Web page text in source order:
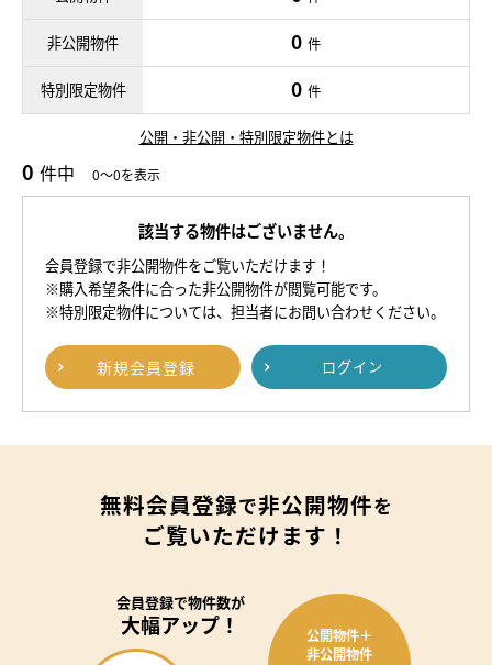
非公開物件 0 件
特別限定物件 0 件
公開・非公開・特別限定物件とは
0 件中 0～0を表示
該当する物件はございません。
会員登録で非公開物件をご覧いただけます！
※購入希望条件に合った非公開物件が閲覧可能です。
※特別限定物件については、担当者にお問い合わせください。
新規会員登録 ログイン
無料会員登録で非公開物件を
ご覧いただけます！
会員登録で物件数が
大幅アップ！
公開物件＋
非公開物件